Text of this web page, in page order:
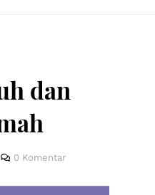
dan
0 Komentar